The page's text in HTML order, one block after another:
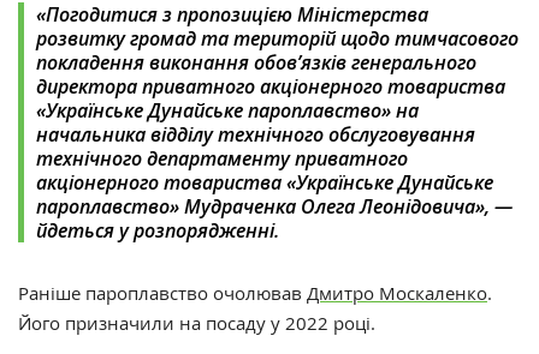
«Погодитися з пропозицією Міністерства
розвитку громад та територій щодо тимчасового
покладення виконання обов’язків генерального
директора приватного акціонерного товариства
«Українське Дунайське пароплавство» на
начальника відділу технічного обслуговування
технічного департаменту приватного
акціонерного товариства «Українське Дунайське
пароплавство» Мудраченка Олега Леонідовича», —
йдеться у розпорядженні.
Раніше пароплавство очолював Дмитро Москаленко.
Його призначили на посаду у 2022 році.